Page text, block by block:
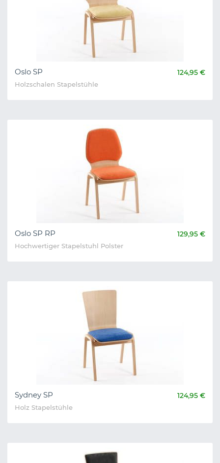
Oslo SP 124,95 €
Holzschalen Stapelstühle
Oslo SP RP 129,95 €
Hochwertiger Stapelstuhl Polster
Sydney SP 124,95 €
Holz Stapelstühle